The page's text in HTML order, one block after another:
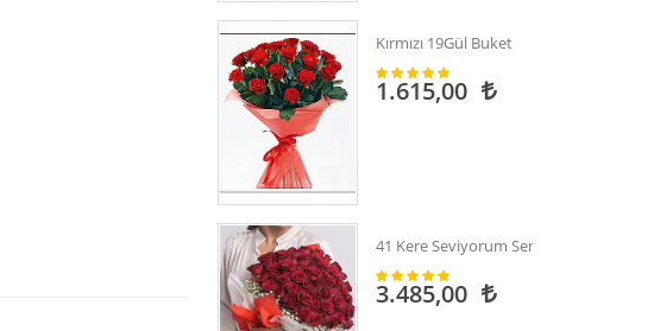
Kırmızı 19Gül Buket
1.615,00
41 Kere Seviyorum Senı
3.485,00